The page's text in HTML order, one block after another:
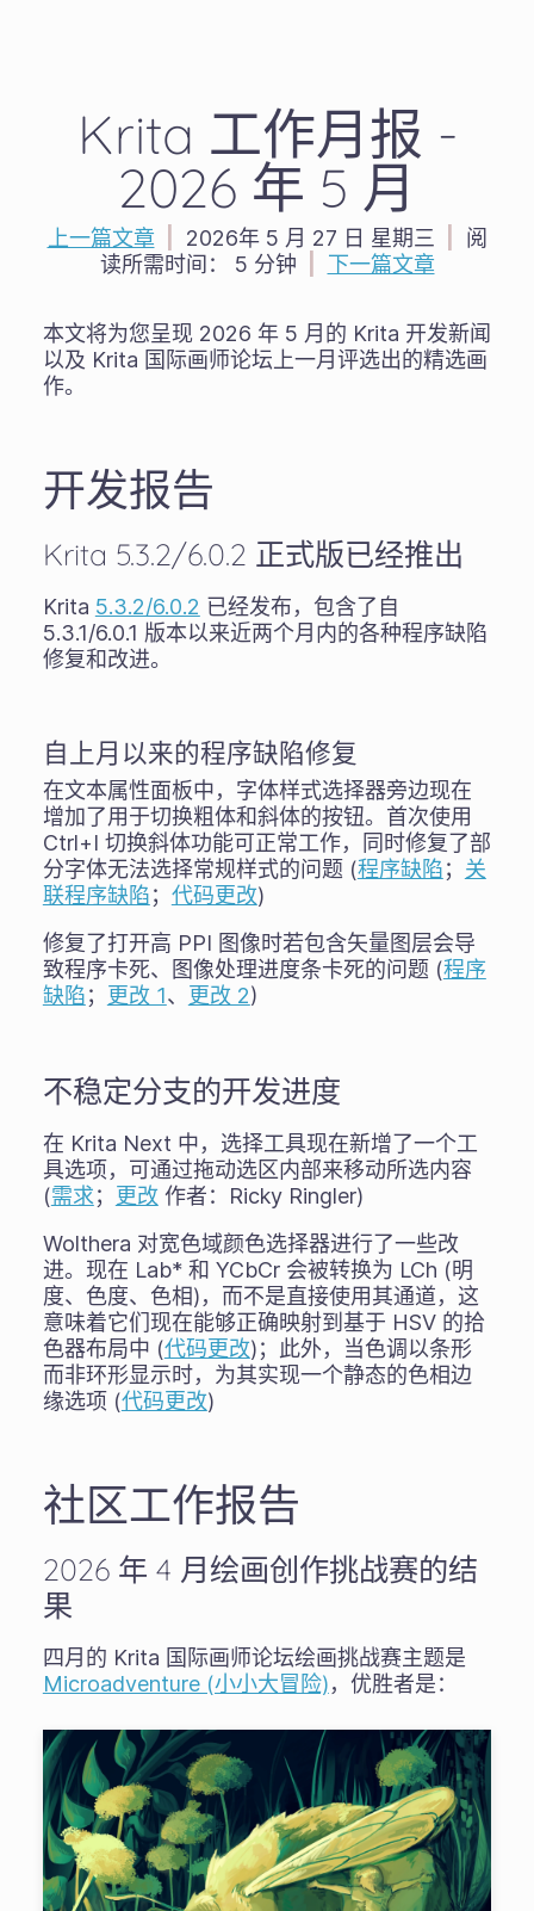
Krita 工作月报 -
2026 年 5 月
上一篇文章 2026年 5 月 27 日 星期三
阅
读所需时间：
5 分钟 下一篇文章
本文将为您呈现 2026 年 5 月的 Krita 开发新闻
以及 Krita 国际画师论坛上一月评选出的精选画
作。
开发报告
Krita 5.3.2/6.0.2 正式版已经推出
Krita 5.3.2/6.0.2 已经发布，包含了自
5.3.1/6.0.1 版本以来近两个月内的各种程序缺陷
修复和改进。
自上月以来的程序缺陷修复
在文本属性面板中，字体样式选择器旁边现在
增加了用于切换粗体和斜体的按钮。首次使用
Ctrl+I 切换斜体功能可正常工作，同时修复了部
分字体无法选择常规样式的问题 (程序缺陷； 关
联程序缺陷； 代码更改)
修复了打开高 PPI 图像时若包含矢量图层会导
致程序卡死、图像处理进度条卡死的问题 (程序
缺陷； 更改 1、 更改 2)
不稳定分支的开发进度
在 Krita Next 中，选择工具现在新增了一个工
具选项，可通过拖动选区内部来移动所选内容
(需求； 更改作者：Ricky Ringler)
Wolthera 对宽色域颜色选择器进行了一些改
进。现在 Lab* 和 YCbCr 会被转换为 LCh (明
度、色度、色相)，而不是直接使用其通道，这
意味着它们现在能够正确映射到基于 HSV 的拾
色器布局中 (代码更改)；此外，当色调以条形
而非环形显示时，为其实现一个静态的色相边
缘选项 (代码更改)
社区工作报告
2026 年 4 月绘画创作挑战赛的结
果
四月的 Krita 国际画师论坛绘画挑战赛主题是
Microadventure (小小大冒险)，优胜者是：